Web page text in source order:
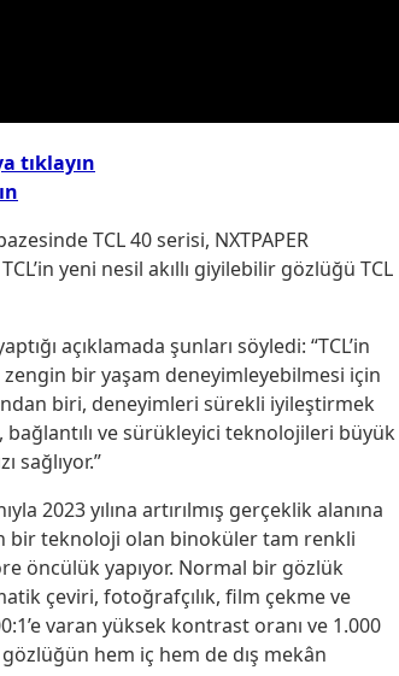
tıklayın
TCL 40 serisi, NXTPAPER
yeni nesil akıllı giyilebilir gözlüğü TCL
açıklamada şunları söyledi: “TCL’in
zengin bir yaşam deneyimleyebilmesi için
biri, deneyimleri sürekli iyileştirmek
ve sürükleyici teknolojileri büyük
sağlıyor.”
2023 yılına artırılmış gerçeklik alanına
bir teknoloji olan binoküler tam renkli
öncülük yapıyor. Normal bir gözlük
çeviri, fotoğrafçılık, film çekme ve
varan yüksek kontrast oranı ve 1.000
hem iç hem de dış mekân